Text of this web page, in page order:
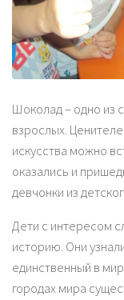
Шоколад – одно из
взрослых.
искусства можно
оказались и
девчонки из
Дети с интересом
историю. Они
единственный в
городах мира